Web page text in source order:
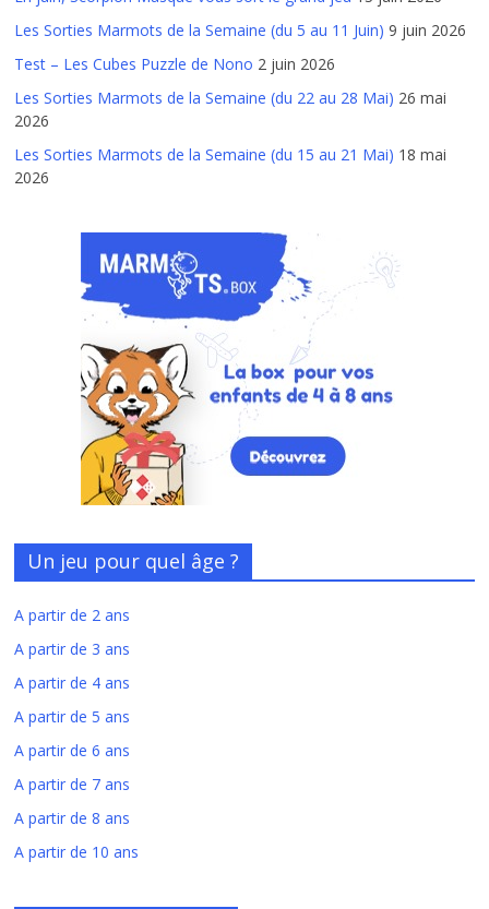
Les Sorties Marmots de la Semaine (du 5 au 11 Juin) 9 juin 2026
Test – Les Cubes Puzzle de Nono 2 juin 2026
Les Sorties Marmots de la Semaine (du 22 au 28 Mai) 26 mai
2026
Les Sorties Marmots de la Semaine (du 15 au 21 Mai) 18 mai
2026
Un jeu pour quel âge ?
A partir de 2 ans
A partir de 3 ans
A partir de 4 ans
A partir de 5 ans
A partir de 6 ans
A partir de 7 ans
A partir de 8 ans
A partir de 10 ans